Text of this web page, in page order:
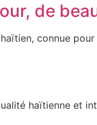
de
connue
haïtienne et